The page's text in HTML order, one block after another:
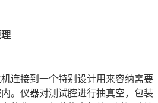
连接到一个特别设计用来容纳需要
。仪器对测试腔进行抽真空，包装